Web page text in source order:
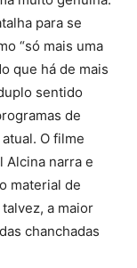
para se
“só mais uma
que há de mais
sentido
de
O filme
Alcina narra e
material de
a maior
chanchadas